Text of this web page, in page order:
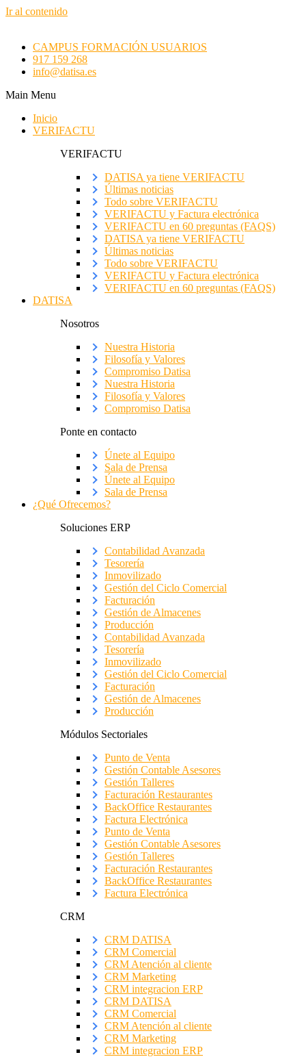
Ir al contenido
CAMPUS FORMACIÓN USUARIOS
917 159 268
info@datisa.es
Main Menu
Inicio
VERIFACTU
VERIFACTU
DATISA ya tiene VERIFACTU
Últimas noticias
Todo sobre VERIFACTU
VERIFACTU y Factura electrónica
VERIFACTU en 60 preguntas (FAQS)
DATISA ya tiene VERIFACTU
Últimas noticias
Todo sobre VERIFACTU
VERIFACTU y Factura electrónica
VERIFACTU en 60 preguntas (FAQS)
DATISA
Nosotros
Nuestra Historia
Filosofía y Valores
Compromiso Datisa
Nuestra Historia
Filosofía y Valores
Compromiso Datisa
Ponte en contacto
Únete al Equipo
Sala de Prensa
Únete al Equipo
Sala de Prensa
¿Qué Ofrecemos?
Soluciones ERP
Contabilidad Avanzada
Tesorería
Inmovilizado
Gestión del Ciclo Comercial
Facturación
Gestión de Almacenes
Producción
Contabilidad Avanzada
Tesorería
Inmovilizado
Gestión del Ciclo Comercial
Facturación
Gestión de Almacenes
Producción
Módulos Sectoriales
Punto de Venta
Gestión Contable Asesores
Gestión Talleres
Facturación Restaurantes
BackOffice Restaurantes
Factura Electrónica
Punto de Venta
Gestión Contable Asesores
Gestión Talleres
Facturación Restaurantes
BackOffice Restaurantes
Factura Electrónica
CRM
CRM DATISA
CRM Comercial
CRM Atención al cliente
CRM Marketing
CRM integracion ERP
CRM DATISA
CRM Comercial
CRM Atención al cliente
CRM Marketing
CRM integracion ERP